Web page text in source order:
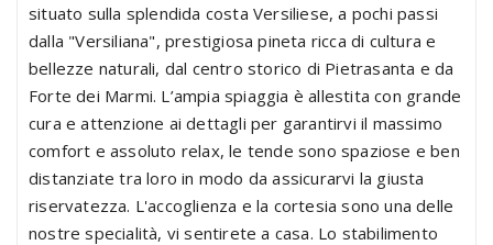
situato sulla splendida costa Versiliese, a pochi passi
dalla "Versiliana", prestigiosa pineta ricca di cultura e
bellezze naturali, dal centro storico di Pietrasanta e da
Forte dei Marmi. L’ampia spiaggia è allestita con grande
cura e attenzione ai dettagli per garantirvi il massimo
comfort e assoluto relax, le tende sono spaziose e ben
distanziate tra loro in modo da assicurarvi la giusta
riservatezza. L'accoglienza e la cortesia sono una delle
nostre specialità, vi sentirete a casa. Lo stabilimento